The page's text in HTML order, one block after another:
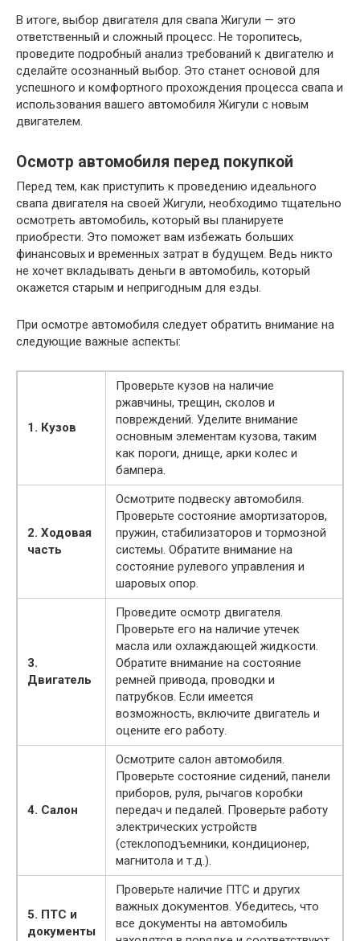
В итоге, выбор двигателя для свапа Жигули — это
ответственный и сложный процесс. Не торопитесь,
проведите подробный анализ требований к двигателю и
сделайте осознанный выбор. Это станет основой для
успешного и комфортного прохождения процесса свапа и
использования вашего автомобиля Жигули с новым
двигателем.
Осмотр автомобиля перед покупкой
Перед тем, как приступить к проведению идеального
свапа двигателя на своей Жигули, необходимо тщательно
осмотреть автомобиль, который вы планируете
приобрести. Это поможет вам избежать больших
финансовых и временных затрат в будущем. Ведь никто
не хочет вкладывать деньги в автомобиль, который
окажется старым и непригодным для езды.
При осмотре автомобиля следует обратить внимание на
следующие важные аспекты:
1. Кузов
Проверьте кузов на наличие
ржавчины, трещин, сколов и
повреждений. Уделите внимание
основным элементам кузова, таким
как пороги, днище, арки колес и
бампера.
2. Ходовая
часть
Осмотрите подвеску автомобиля.
Проверьте состояние амортизаторов,
пружин, стабилизаторов и тормозной
системы. Обратите внимание на
состояние рулевого управления и
шаровых опор.
3.
Двигатель
Проведите осмотр двигателя.
Проверьте его на наличие утечек
масла или охлаждающей жидкости.
Обратите внимание на состояние
ремней привода, проводки и
патрубков. Если имеется
возможность, включите двигатель и
оцените его работу.
4. Салон
Осмотрите салон автомобиля.
Проверьте состояние сидений, панели
приборов, руля, рычагов коробки
передач и педалей. Проверьте работу
электрических устройств
(стеклоподъемники, кондиционер,
магнитола и т.д.).
5. ПТС и
документы
Проверьте наличие ПТС и других
важных документов. Убедитесь, что
все документы на автомобиль